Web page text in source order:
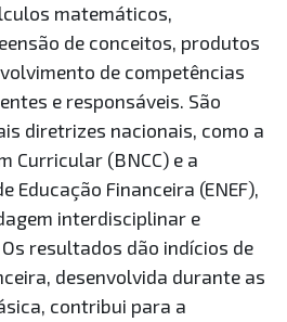
matemáticos,
de conceitos, produtos
de competências
e responsáveis. São
diretrizes nacionais, como a
Curricular (BNCC) e a
Educação Financeira (ENEF),
interdisciplinar e
resultados dão indícios de
desenvolvida durante as
contribui para a